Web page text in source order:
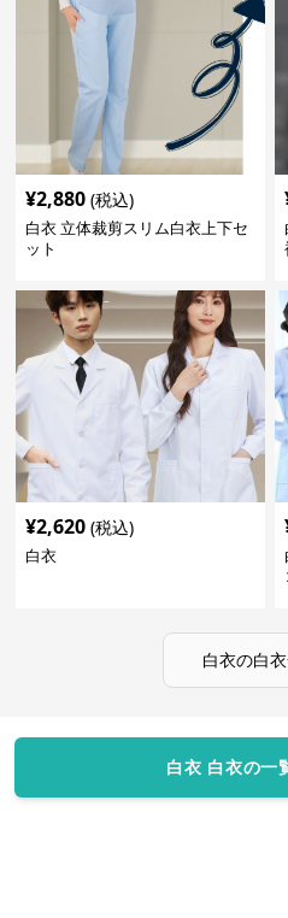
¥2,880 (税込)
白衣 立体裁剪スリム白衣上下セ
ット
¥2,620 (税込)
白衣
白衣の白衣
白衣 白衣の一